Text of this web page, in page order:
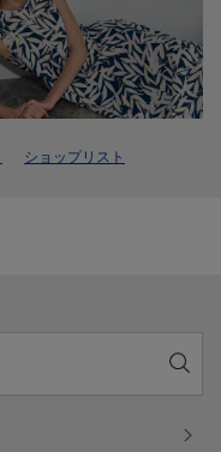
ショップリスト